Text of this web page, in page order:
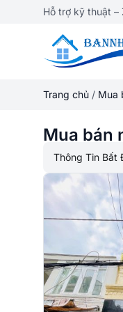
Hỗ trợ kỹ thuật –
Trang chủ / Mua
Mua bán
Thông Tin Bất